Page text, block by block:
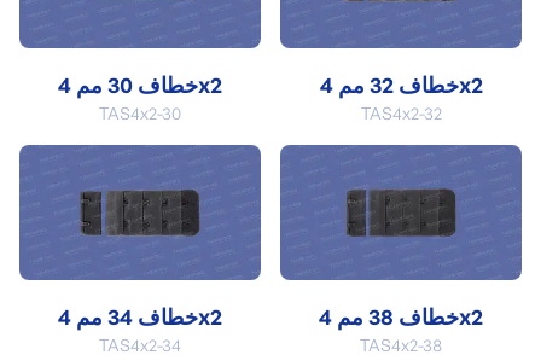
خطاف 30 مم 4x2
TAS4x2-30
خطاف 32 مم 4x2
TAS4x2-32
خطاف 34 مم 4x2
TAS4x2-34
خطاف 38 مم 4x2
TAS4x2-38